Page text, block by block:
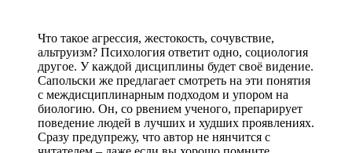
Что такое агрессия, жестокость, сочувствие,
альтруизм? Психология ответит одно, социология
другое. У каждой дисциплины будет своё видение.
Сапольски же предлагает смотреть на эти понятия
с междисциплинарным подходом и упором на
биологию. Он, со рвением ученого, препарирует
поведение людей в лучших и худших проявлениях.
Сразу предупрежу, что автор не нянчится с